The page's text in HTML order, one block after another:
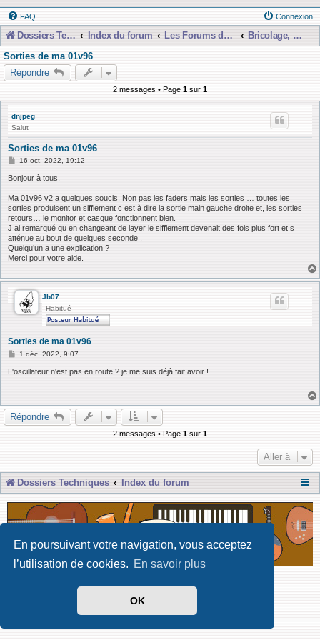
En poursuivant votre navigation, vous acceptez
l’utilisation de cookies. En savoir plus
OK
FAQ Connexion
Dossiers Techniques Index du forum Les Forums de Discussions
Bricolage, Dépannage, Construction
Sorties de ma 01v96
Répondre
2 messages • Page 1 sur 1
dnjpeg
Salut
Sorties de ma 01v96
M
s
g
e
16 oct. 2022, 19:12
Bonjour à tous,
Ma 01v96 v2 a quelques soucis. Non pas les faders mais les sorties … toutes les
sorties produisent un sifflement c est à dire la sortie main gauche droite et, les sorties
retours… le monitor et casque fonctionnent bien.
J ai remarqué qu en changeant de layer le sifflement devenait des fois plus fort et s
atténue au bout de quelques seconde .
Quelqu’un a une explication ?
Merci pour votre aide.
Jb07
Habitué
Sorties de ma 01v96
M
s
e
1 déc. 2022, 9:07
L'oscillateur n'est pas en route ? je me suis déjà fait avoir !
Répondre
2 messages • Page 1 sur 1
Aller à
Dossiers Techniques Index du forum
Développé par Forum Software © phpBB Limited
Traduit par phpBB-fr